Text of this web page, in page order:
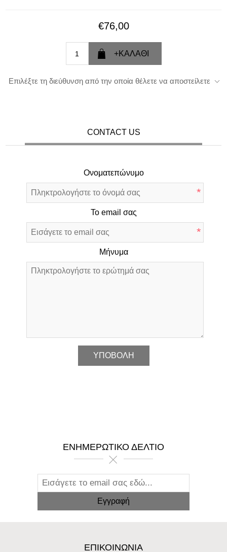
€76,00
Επιλέξτε τη διεύθυνση από την οποία θέλετε να αποστείλετε
CONTACT US
Ονοματεπώνυμο
*
Το email σας
*
Μήνυμα
ΕΝΗΜΕΡΩΤΙΚΌ ΔΕΛΤΊΟ
ΕΠΙΚΟΙΝΩΝΊΑ